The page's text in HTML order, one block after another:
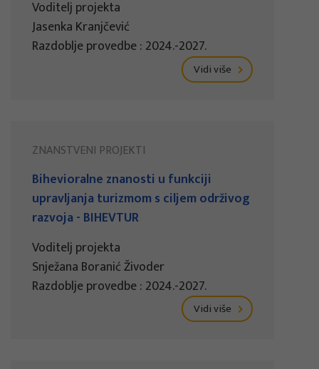
Voditelj projekta
Jasenka Kranjčević
Razdoblje provedbe : 2024.-2027.
Vidi više
ZNANSTVENI PROJEKTI
Bihevioralne znanosti u funkciji
upravljanja turizmom s ciljem održivog
razvoja - BIHEVTUR
Voditelj projekta
Snježana Boranić Živoder
Razdoblje provedbe : 2024.-2027.
Vidi više